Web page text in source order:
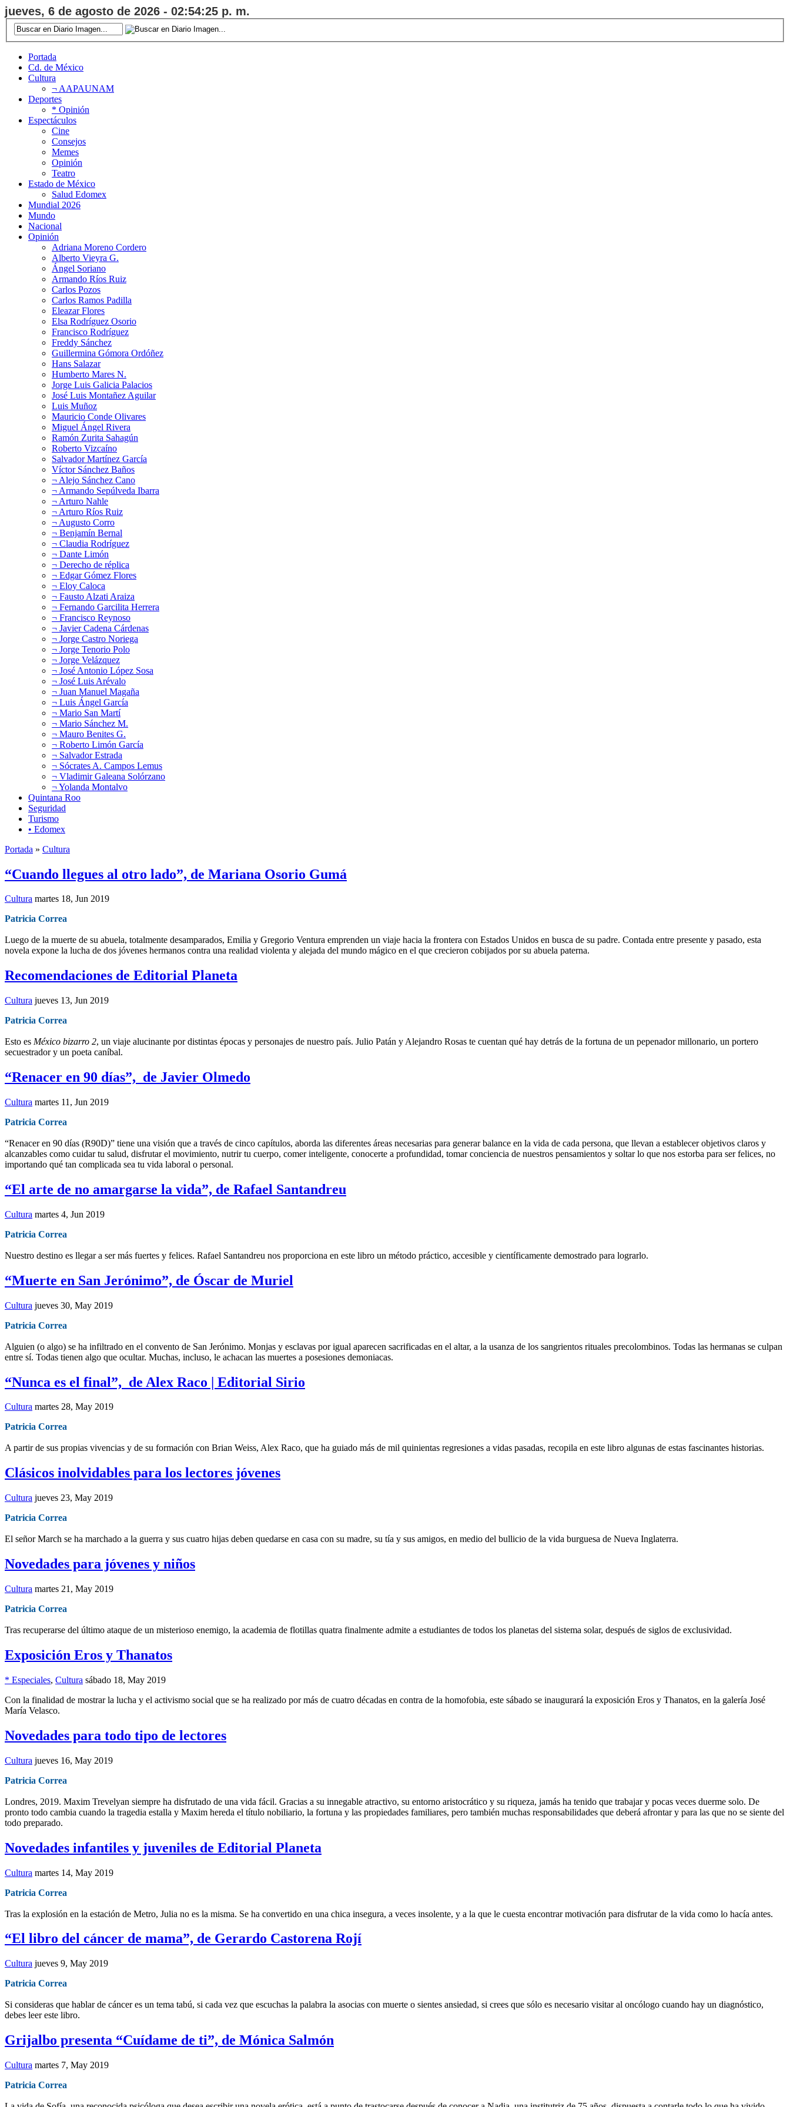
jueves, 6 de agosto de 2026 - 02:54:26 p. m.
Portada
Cd. de México
Cultura
¬ AAPAUNAM
Deportes
* Opinión
Espectáculos
Cine
Consejos
Memes
Opinión
Teatro
Estado de México
Salud Edomex
Mundial 2026
Mundo
Nacional
Opinión
Adriana Moreno Cordero
Alberto Vieyra G.
Ángel Soriano
Armando Ríos Ruiz
Carlos Pozos
Carlos Ramos Padilla
Eleazar Flores
Elsa Rodríguez Osorio
Francisco Rodríguez
Freddy Sánchez
Guillermina Gómora Ordóñez
Hans Salazar
Humberto Mares N.
Jorge Luis Galicia Palacios
José Luis Montañez Aguilar
Luis Muñoz
Mauricio Conde Olivares
Miguel Ángel Rivera
Ramón Zurita Sahagún
Roberto Vizcaíno
Salvador Martínez García
Víctor Sánchez Baños
¬ Alejo Sánchez Cano
¬ Armando Sepúlveda Ibarra
¬ Arturo Nahle
¬ Arturo Ríos Ruiz
¬ Augusto Corro
¬ Benjamín Bernal
¬ Claudia Rodríguez
¬ Dante Limón
¬ Derecho de réplica
¬ Edgar Gómez Flores
¬ Eloy Caloca
¬ Fausto Alzati Araiza
¬ Fernando Garcilita Herrera
¬ Francisco Reynoso
¬ Javier Cadena Cárdenas
¬ Jorge Castro Noriega
¬ Jorge Tenorio Polo
¬ Jorge Velázquez
¬ José Antonio López Sosa
¬ José Luis Arévalo
¬ Juan Manuel Magaña
¬ Luis Ángel García
¬ Mario San Martí
¬ Mario Sánchez M.
¬ Mauro Benites G.
¬ Roberto Limón García
¬ Salvador Estrada
¬ Sócrates A. Campos Lemus
¬ Vladimir Galeana Solórzano
¬ Yolanda Montalvo
Quintana Roo
Seguridad
Turismo
• Edomex
Portada » Cultura
“Cuando llegues al otro lado”, de Mariana Osorio Gumá
Cultura martes 18, Jun 2019
Patricia Correa
Luego de la muerte de su abuela, totalmente desamparados, Emilia y Gregorio Ventura emprenden un viaje hacia la frontera con Estados Unidos en busca de su padre. Contada entre presente y pasado, esta
novela expone la lucha de dos jóvenes hermanos contra una realidad violenta y alejada del mundo mágico en el que crecieron cobijados por su abuela paterna.
Recomendaciones de Editorial Planeta
Cultura jueves 13, Jun 2019
Patricia Correa
Esto es México bizarro 2, un viaje alucinante por distintas épocas y personajes de nuestro país. Julio Patán y Alejandro Rosas te cuentan qué hay detrás de la fortuna de un pepenador millonario, un portero
secuestrador y un poeta caníbal.
“Renacer en 90 días”, de Javier Olmedo
Cultura martes 11, Jun 2019
Patricia Correa
“Renacer en 90 días (R90D)” tiene una visión que a través de cinco capítulos, aborda las diferentes áreas necesarias para generar balance en la vida de cada persona, que llevan a establecer objetivos claros y
alcanzables como cuidar tu salud, disfrutar el movimiento, nutrir tu cuerpo, comer inteligente, conocerte a profundidad, tomar conciencia de nuestros pensamientos y soltar lo que nos estorba para ser felices, no
importando qué tan complicada sea tu vida laboral o personal.
“El arte de no amargarse la vida”, de Rafael Santandreu
Cultura martes 4, Jun 2019
Patricia Correa
Nuestro destino es llegar a ser más fuertes y felices. Rafael Santandreu nos proporciona en este libro un método práctico, accesible y científicamente demostrado para lograrlo.
“Muerte en San Jerónimo”, de Óscar de Muriel
Cultura jueves 30, May 2019
Patricia Correa
Alguien (o algo) se ha infiltrado en el convento de San Jerónimo. Monjas y esclavas por igual aparecen sacrificadas en el altar, a la usanza de los sangrientos rituales precolombinos. Todas las hermanas se culpan
entre sí. Todas tienen algo que ocultar. Muchas, incluso, le achacan las muertes a posesiones demoniacas.
“Nunca es el final”, de Alex Raco | Editorial Sirio
Cultura martes 28, May 2019
Patricia Correa
A partir de sus propias vivencias y de su formación con Brian Weiss, Alex Raco, que ha guiado más de mil quinientas regresiones a vidas pasadas, recopila en este libro algunas de estas fascinantes historias.
Clásicos inolvidables para los lectores jóvenes
Cultura jueves 23, May 2019
Patricia Correa
El señor March se ha marchado a la guerra y sus cuatro hijas deben quedarse en casa con su madre, su tía y sus amigos, en medio del bullicio de la vida burguesa de Nueva Inglaterra.
Novedades para jóvenes y niños
Cultura martes 21, May 2019
Patricia Correa
Tras recuperarse del último ataque de un misterioso enemigo, la academia de flotillas quatra finalmente admite a estudiantes de todos los planetas del sistema solar, después de siglos de exclusividad.
Exposición Eros y Thanatos
* Especiales, Cultura sábado 18, May 2019
Con la finalidad de mostrar la lucha y el activismo social que se ha realizado por más de cuatro décadas en contra de la homofobia, este sábado se inaugurará la exposición Eros y Thanatos, en la galería José
María Velasco.
Novedades para todo tipo de lectores
Cultura jueves 16, May 2019
Patricia Correa
Londres, 2019. Maxim Trevelyan siempre ha disfrutado de una vida fácil. Gracias a su innegable atractivo, su entorno aristocrático y su riqueza, jamás ha tenido que trabajar y pocas veces duerme solo. De
pronto todo cambia cuando la tragedia estalla y Maxim hereda el título nobiliario, la fortuna y las propiedades familiares, pero también muchas responsabilidades que deberá afrontar y para las que no se siente del
todo preparado.
Novedades infantiles y juveniles de Editorial Planeta
Cultura martes 14, May 2019
Patricia Correa
Tras la explosión en la estación de Metro, Julia no es la misma. Se ha convertido en una chica insegura, a veces insolente, y a la que le cuesta encontrar motivación para disfrutar de la vida como lo hacía antes.
“El libro del cáncer de mama”, de Gerardo Castorena Rojí
Cultura jueves 9, May 2019
Patricia Correa
Si consideras que hablar de cáncer es un tema tabú, si cada vez que escuchas la palabra la asocias con muerte o sientes ansiedad, si crees que sólo es necesario visitar al oncólogo cuando hay un diagnóstico,
debes leer este libro.
Grijalbo presenta “Cuídame de ti”, de Mónica Salmón
Cultura martes 7, May 2019
Patricia Correa